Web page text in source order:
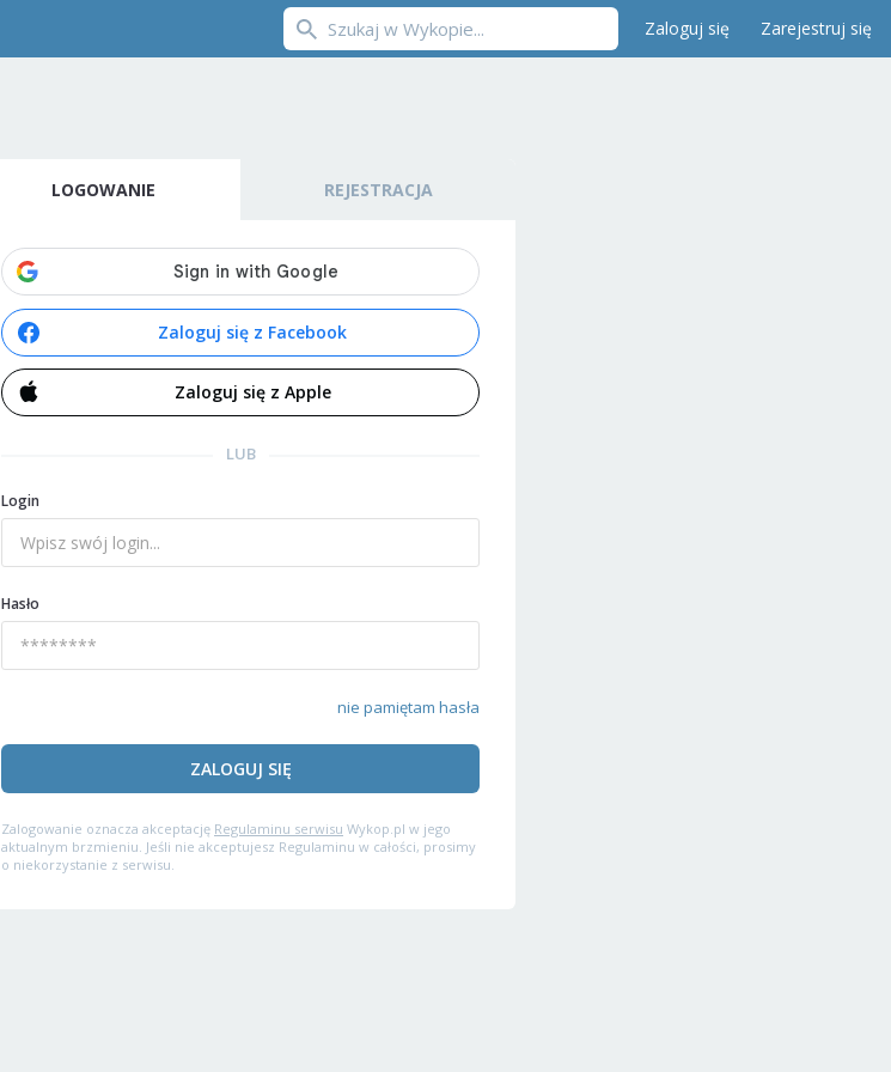
Zaloguj się Zarejestruj się
LOGOWANIE REJESTRACJA
Zaloguj się z Facebook
Zaloguj się z Apple
LUB
Login
Hasło
nie pamiętam hasła
ZALOGUJ SIĘ
Zalogowanie oznacza akceptację Regulaminu serwisu Wykop.pl w jego
aktualnym brzmieniu. Jeśli nie akceptujesz Regulaminu w całości, prosimy
o niekorzystanie z serwisu.